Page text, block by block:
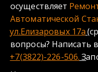
осуществляет
Автоматической
ул.Елизаровых 17а
вопросы? Написать
+7(3822)-226-506. З